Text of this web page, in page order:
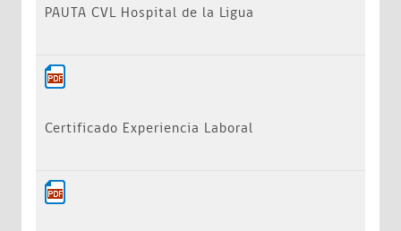
PAUTA CVL Hospital de la Ligua
Certificado Experiencia Laboral